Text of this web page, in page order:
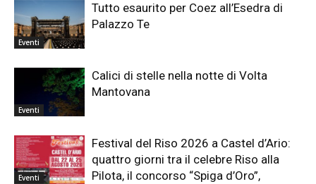
Eventi
Tutto esaurito per Coez all’Esedra di
Palazzo Te
Eventi
Calici di stelle nella notte di Volta
Mantovana
Eventi
Festival del Riso 2026 a Castel d’Ario:
quattro giorni tra il celebre Riso alla
Pilota, il concorso “Spiga d’Oro”,